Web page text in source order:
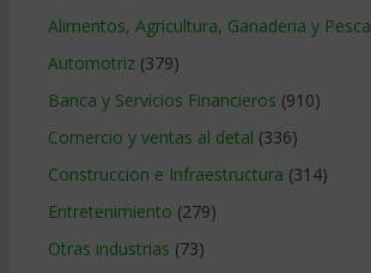
Alimentos, Agricultura, Ganaderia y Pesca
Automotriz(379)
Banca y Servicios Financieros (910)
Comercio y ventas al detal (336)
Construccion e Infraestructura (314)
Entretenimiento (279)
Otras industrias (73)